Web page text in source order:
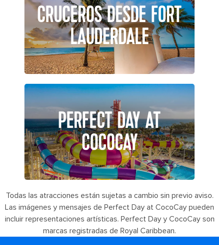
CRUCEROS DESDE FORT
LAUDERDALE
PERFECT DAY AT
COCOCAY
Todas las atracciones están sujetas a cambio sin previo aviso.
Las imágenes y mensajes de Perfect Day at CocoCay pueden
incluir representaciones artísticas. Perfect Day y CocoCay son
marcas registradas de Royal Caribbean.